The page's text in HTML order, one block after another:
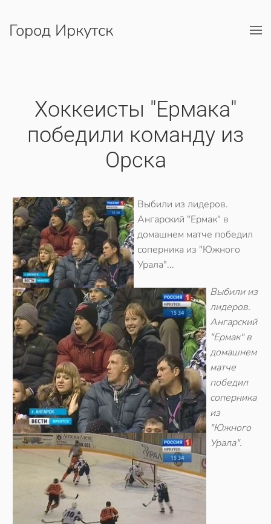
Перейти к содержимому
Город Иркутск
Хоккеисты "Ермака"
победили команду из
Орска
Выбили из лидеров.
Ангарский "Ермак" в
домашнем матче победил
соперника из "Южного
Урала"...
Выбили из
лидеров.
Ангарский
"Ермак" в
домашнем
матче
победил
соперника
из
"Южного
Урала".